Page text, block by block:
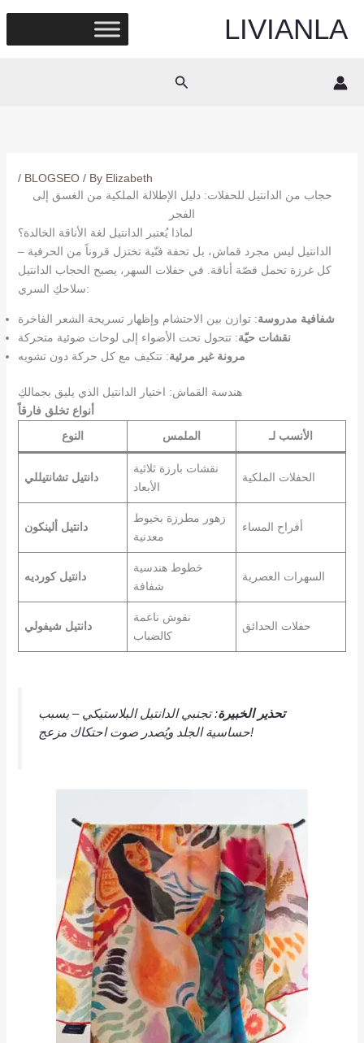
content
LIVIANLA
Search
/ BLOGSEO/ By Elizabeth
حجاب من الدانتيل للحفلات: دليل الإطلالة الملكية من الغسق إلى
الفجر
لماذا يُعتبر الدانتيل لغة الأناقة الخالدة؟
الدانتيل ليس مجرد قماش، بل تحفة فنّية تختزل قروناً من الحرفية –
كل غرزة تحمل قصّة أناقة. في حفلات السهر، يصبح الحجاب الدانتيل
سلاحكِ السري:
شفافية مدروسة: توازن بين الاحتشام وإظهار تسريحة الشعر الفاخرة
نقشات حيّة: تتحول تحت الأضواء إلى لوحات ضوئية متحركة
مرونة غير مرئية: تتكيف مع كل حركة دون تشويه
هندسة القماش: اختيار الدانتيل الذي يليق بجمالكِ
أنواع تخلق فارقاً
النوع
الملمس الأنسب لـ
دانتيل تشانتيللي
نقشات بارزة ثلاثية
الأبعاد
الحفلات الملكية
دانتيل ألينكون
زهور مطرزة بخيوط
معدنية
أفراح المساء
دانتيل كورديه
خطوط هندسية
شفافة
السهرات العصرية
دانتيل شيفولي
نقوش ناعمة
كالضباب
حفلات الحدائق
تحذير الخبيرة: تجنبي الدانتيل البلاستيكي – يسبب
حساسية الجلد ويُصدر صوت احتكاك مزعج!